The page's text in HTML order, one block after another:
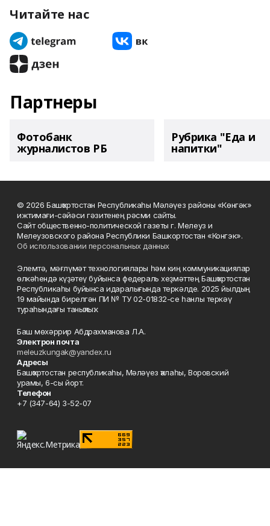
Читайте нас
Партнеры
Фотобанк
журналистов РБ
Рубрика "Еда и
напитки"
© 2026 Башҡортостан Республикаһы Мәләүез районы «Көнгәк»
ижтимағи-сәйәси гәзитенең рәсми сайты.
Сайт общественно-политической газеты г. Мелеуз и
Мелеузовского района Республики Башкортостан «Конгэк».
Об использовании персональных данных
Элемтә, мәғлүмәт технологиялары һәм киң коммуникациялар
өлкәһендә күҙәтеү буйынса федераль хеҙмәттең Башҡортостан
Республикаһы буйынса идаралығында теркәлде. 2025 йылдың
19 майында бирелгән ПИ № ТУ 02-01832-се һанлы теркәү
тураһындағы таныҡлыҡ.
Баш мөхәррир Абдрахманова Л.А.
Электрон почта
meleuzkungak@yandex.ru
Адресы
Башҡортостан республикаһы, Мәләүез ҡалаһы, Воровский
урамы, 6-сы йорт.
Телефон
+7 (347-64) 3-52-07